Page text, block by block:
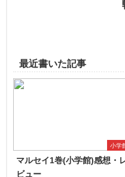
最近書いた記事
小学
マルセイ1巻(小学館)感想・
ビュー